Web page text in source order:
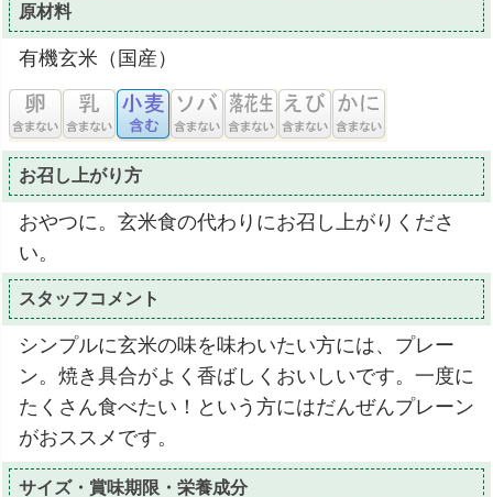
原材料
有機玄米（国産）
お召し上がり方
おやつに。玄米食の代わりにお召し上がりくださ
い。
スタッフコメント
シンプルに玄米の味を味わいたい方には、プレー
ン。焼き具合がよく香ばしくおいしいです。一度に
たくさん食べたい！という方にはだんぜんプレーン
がおススメです。
サイズ・賞味期限・栄養成分